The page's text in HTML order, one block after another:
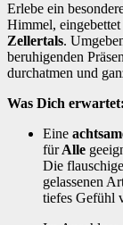
Erlebe ein
Himmel,
Zellertals.
beruhigenden
durchatmen und
Was Dich erwartet:
Eine
fürAlle
Die
gelassenen
tiefes Gefühl